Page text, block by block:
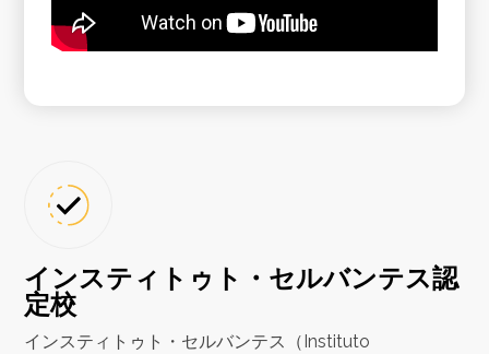
インスティトゥト・セルバンテス認
定校
インスティトゥト・セルバンテス（Instituto